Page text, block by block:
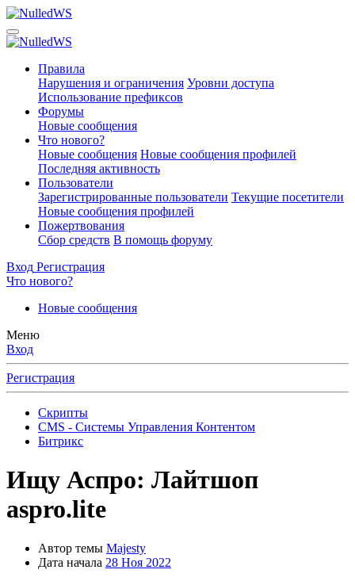
Правила
Нарушения и ограничения Уровни доступа
Использование префиксов
Форумы
Новые сообщения
Что нового?
Новые сообщения Новые сообщения профилей
Последняя активность
Пользователи
Зарегистрированные пользователи Текущие посетители
Новые сообщения профилей
Пожертвования
Сбор средств В помощь форуму
Вход Регистрация
Что нового?
Новые сообщения
Меню
Вход
Регистрация
Скрипты
CMS - Системы Управления Контентом
Битрикс
Ищу Аспро: Лайтшоп
aspro.lite
Автор темы Majesty
Дата начала 28 Ноя 2022